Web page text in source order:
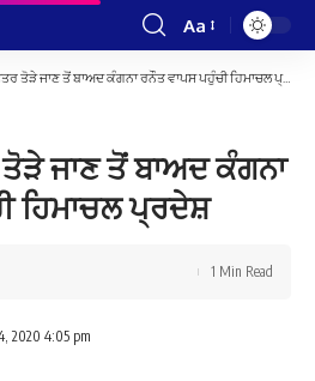
Font
Resizer
Aa
ਤੋੜੇ ਜਾਣ ਤੋਂ ਬਾਅਦ ਕੰਗਨਾ ਰਨੌਤ ਵਾਪਸ ਪਹੁੰਚੀ ਹਿਮਾਚਲ ਪ੍ਰਦੇਸ਼
ਜਾਣ ਤੋਂ ਬਾਅਦ ਕੰਗਨਾ
ਹਿਮਾਚਲ ਪ੍ਰਦੇਸ਼
2020 4:05 pm
1 Min Read